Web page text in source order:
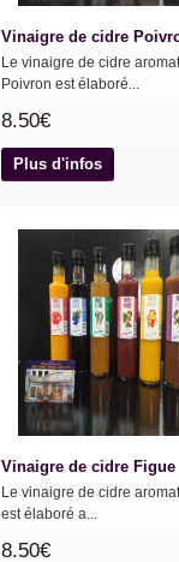
Vinaigre de cidre
Le vinaigre de cidre
Poivron est élaboré...
8.50€
Plus d'infos
Vinaigre de cidre Figue
Le vinaigre de cidre
est élaboré a...
8.50€